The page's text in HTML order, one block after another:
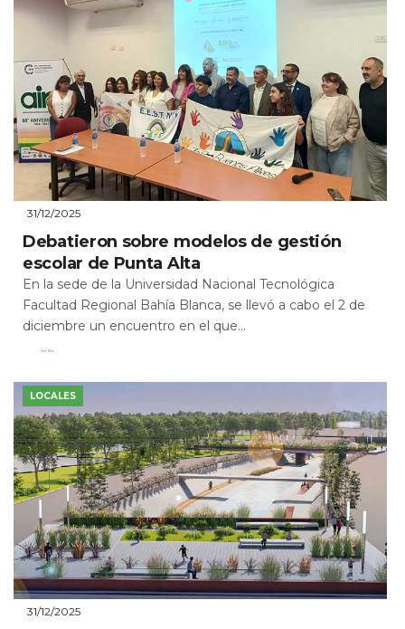
31/12/2025
Debatieron sobre modelos de gestión
escolar de Punta Alta
En la sede de la Universidad Nacional Tecnológica
Facultad Regional Bahía Blanca, se llevó a cabo el 2 de
diciembre un encuentro en el que...
Leer Más
LOCALES
31/12/2025